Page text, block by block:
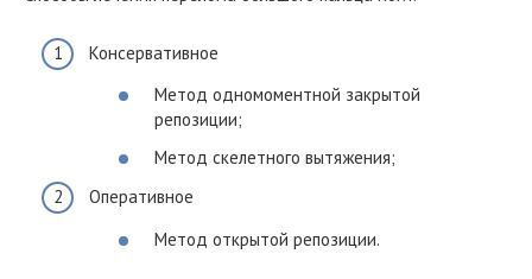
Консервативное
Метод одномоментной закрытой
репозиции;
Метод скелетного вытяжения;
Оперативное
Метод открытой репозиции.